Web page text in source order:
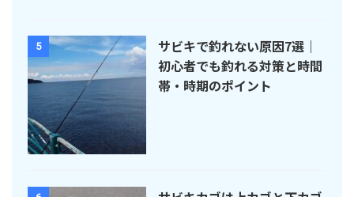
5
サビキで釣れない原因7選｜
初心者でも釣れる対策と時間
帯・時期のポイント